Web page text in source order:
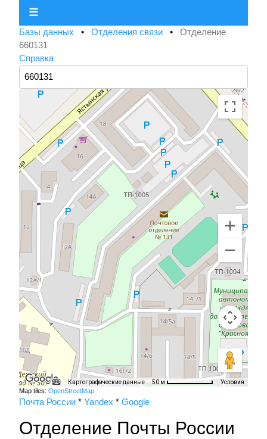
☰
Базы данных • Отделения связи • Отделение
660131
Справка
Картографические данные 50 м Условия
Map tiles: OpenStreetMap
Почта России * Yandex * Google
Отделение Почты России